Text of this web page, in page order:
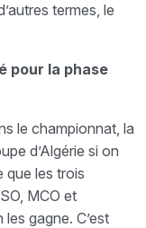
termes, le
pour la phase
le championnat, la
d’Algérie si on
que les trois
MCO et
gagne. C’est